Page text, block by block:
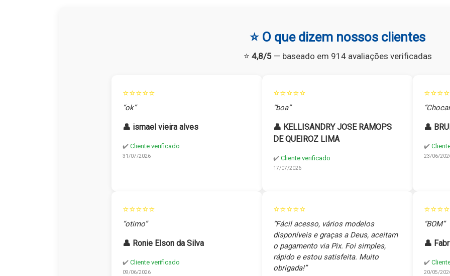
⭐ O que dizem nossos clientes
⭐ 4,8/5— baseado em 914 avaliações verificadas
⭐⭐⭐⭐⭐
“ok”
👤 ismael vieira alves
✔️ Cliente verificado
31/07/2026
⭐⭐⭐⭐⭐
“boa”
👤 KELLISANDRY JOSE RAMOPS
DE QUEIROZ LIMA
✔️ Cliente verificado
17/07/2026
👤
✔️
23/06/
⭐⭐⭐⭐⭐
“otimo”
👤 Ronie Elson da Silva
✔️ Cliente verificado
09/06/2026
⭐⭐⭐⭐⭐
“Fácil acesso, vários modelos
disponíveis e graças a Deus, aceitam
o pagamento via Pix. Foi simples,
rápido e estou satisfeita. Muito
obrigada!”
“BOM”
👤
✔️
20/05/